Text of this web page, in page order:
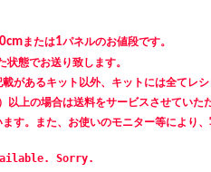
または1パネルのお値段です。
態でお送り致します。
があるキット以外、キットには全てレシ
上の場合は送料をサービスさせていた
す。また、お使いのモニター等により
Sorry.